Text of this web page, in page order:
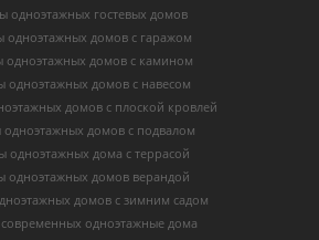
одноэтажных гостевых домов
одноэтажных домов с гаражом
одноэтажных домов с камином
одноэтажных домов с навесом
домов с плоской кровлей
одноэтажных домов с подвалом
одноэтажных дома с террасой
одноэтажных домов верандой
домов с зимним садом
одноэтажные дома